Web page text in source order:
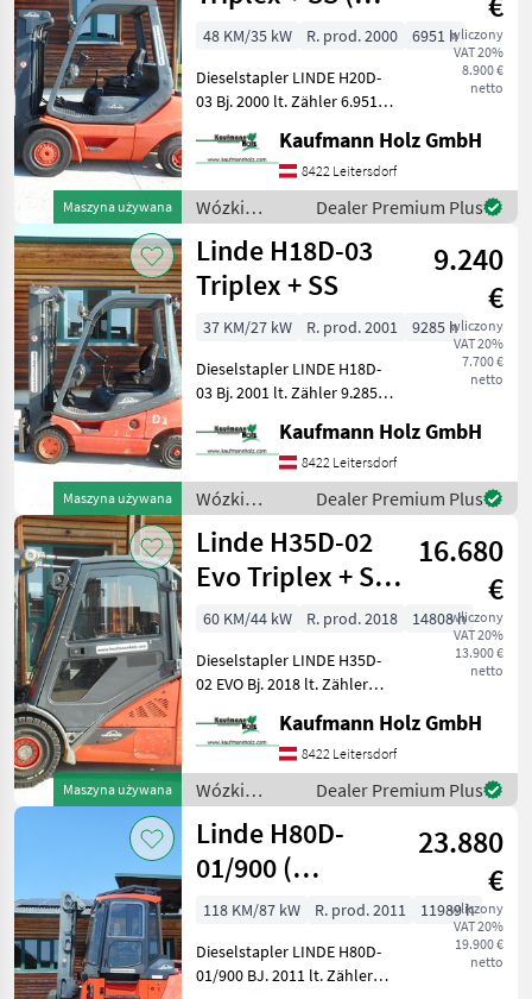
386-
02
E
20
PH
386
E
387
Pokaż
wszystkie
MARKETPLACE
Marketplace
Oferty
dealerów
drobne
/ Linde
Maszyna używana
PERKINS )
wliczony
VAT 20%
8.900 €
netto
48 KM/35 kW R. prod. 2000
6951 h
Dieselstapler LINDE H20D-
03 Bj. 2000 lt. Zähler 6.951
( baugleich 2, 5 Tonner ) 2,
22 Meter Bauhöhe 2, 03
Meter Masthöhe 4, 25 Me
Kaufmann Holz GmbH
8422 Leitersdorf
Wózki
widłowe i
technika
magazynowa
/ Linde
Dealer Premium Plus
Maszyna używana
Linde H18D-03
Triplex + SS
9.240
€
wliczony
VAT 20%
7.700 €
netto
37 KM/27 kW R. prod. 2001
9285 h
Dieselstapler LINDE H18D-
03 Bj. 2001 lt. Zähler 9.285
Hubkraft 2, 12 Meter
Bauhöhe 4, 60 Meter
Hubhöhe 27 KW VW-Motor -
Triplexfreihubm
Kaufmann Holz GmbH
8422 Leitersdorf
Wózki
widłowe i
technika
magazynowa
/ Linde
Dealer Premium Plus
Maszyna używana
Linde H35D-02
Evo Triplex + SS
+ 4. Kreis +
KLIMA
16.680
€
wliczony
VAT 20%
13.900 €
netto
60 KM/44 kW R. prod. 2018
14808 h
Dieselstapler LINDE H35D-
02 EVO Bj. 2018 lt. Zähler
Hubkraft 4, 65 Meter
Hubhöhe 2, 19 Meter
Bauhöhe 44 KW -
Triplexfreihubmast
Kaufmann Holz GmbH
8422 Leitersdorf
Wózki
widłowe i
technika
magazynowa
/ Linde
Dealer Premium Plus
Linde H80D-
01/900 (
Vollausstattung )
23.880
€
wliczony
VAT 20%
19.900 €
netto
118 KM/87 kW R. prod. 2011
11989 h
Dieselstapler LINDE H80D-
01/900 BJ. 2011 lt. Zähler